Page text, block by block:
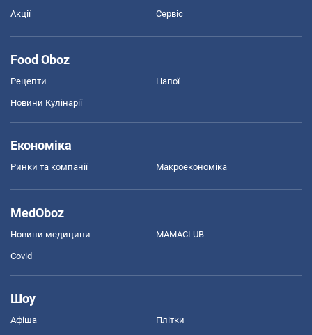
Акції Сервіс
Food Oboz
Рецепти Напої
Новини Кулінарії
Економіка
Ринки та компанії Макроекономіка
MedOboz
Новини медицини MAMACLUB
Covid
Шоу
Афіша Плітки